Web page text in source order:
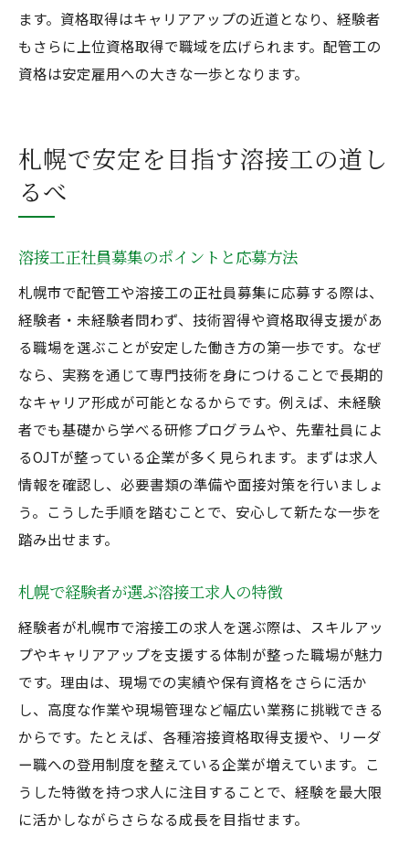
ます。資格取得はキャリアアップの近道となり、経験者
もさらに上位資格取得で職域を広げられます。配管工の
資格は安定雇用への大きな一歩となります。
札幌で安定を目指す溶接工の道し
るべ
溶接工正社員募集のポイントと応募方法
札幌市で配管工や溶接工の正社員募集に応募する際は、
経験者・未経験者問わず、技術習得や資格取得支援があ
る職場を選ぶことが安定した働き方の第一歩です。なぜ
なら、実務を通じて専門技術を身につけることで長期的
なキャリア形成が可能となるからです。例えば、未経験
者でも基礎から学べる研修プログラムや、先輩社員によ
るOJTが整っている企業が多く見られます。まずは求人
情報を確認し、必要書類の準備や面接対策を行いましょ
う。こうした手順を踏むことで、安心して新たな一歩を
踏み出せます。
札幌で経験者が選ぶ溶接工求人の特徴
経験者が札幌市で溶接工の求人を選ぶ際は、スキルアッ
プやキャリアアップを支援する体制が整った職場が魅力
です。理由は、現場での実績や保有資格をさらに活か
し、高度な作業や現場管理など幅広い業務に挑戦できる
からです。たとえば、各種溶接資格取得支援や、リーダ
ー職への登用制度を整えている企業が増えています。こ
うした特徴を持つ求人に注目することで、経験を最大限
に活かしながらさらなる成長を目指せます。